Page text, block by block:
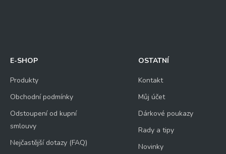
E-SHOP
Produkty
Obchodní podmínky
Odstoupení od kupní
smlouvy
Nejčastější dotazy (FAQ)
OSTATNÍ
Kontakt
Můj účet
Dárkové poukazy
Rady a tipy
Novinky